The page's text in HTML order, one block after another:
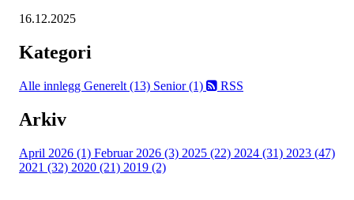
16.12.2025
Kategori
Alle innlegg Generelt (13) Senior (1) RSS
Arkiv
April 2026 (1) Februar 2026 (3) 2025 (22) 2024 (31) 2023 (47)
2021 (32) 2020 (21) 2019 (2)